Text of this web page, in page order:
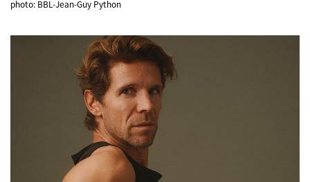
photo: BBL-Jean-Guy Python